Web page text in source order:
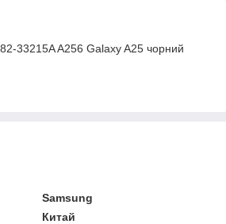
33215A A256 Galaxy A25 чорний
Samsung
Китай